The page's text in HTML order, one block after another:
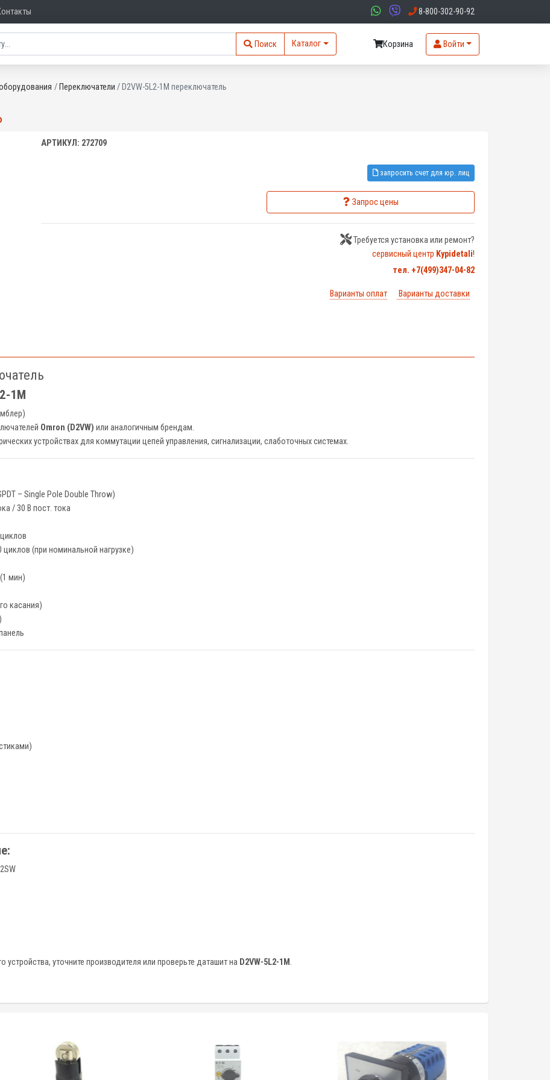
8-800-302-90-92
Поиск Каталог Корзина Войти
Переключатели D2VW-5L2-1M переключатель
АРТИКУЛ: 272709
запросить счет для юр. лиц
Запрос цены
Требуется установка или ремонт?
сервисный центр Kypidetali!
тел. +7(499)347-04-82
Варианты оплат Варианты доставки
1M
Omron (D2VW) или аналогичным брендам.
устройствах для коммутации цепей управления, сигнализации, слаботочных системах.
– Single Pole Double Throw)
/ 30 В пост. тока
циклов (при номинальной нагрузке)
мин)
касания)
уточните производителя или проверьте даташит на D2VW-5L2-1M .